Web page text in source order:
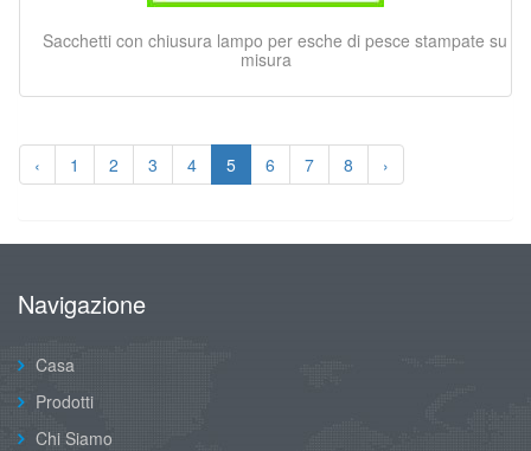
Sacchetti con chiusura lampo per esche di pesce stampate su
misura
‹ 1 2 3 4 5 6 7 8 ›
Navigazione
Casa
Prodotti
Chi Siamo